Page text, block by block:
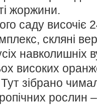
жоржини.
саду височіє
скляні
навколишніх
високих
зібрано
рослин –